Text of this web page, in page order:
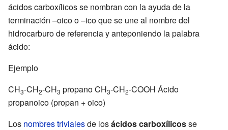
ácidos carboxílicos se nombran con la ayuda de la
terminación –oico o –ico que se une al nombre del
hidrocarburo de referencia y anteponiendo la palabra
ácido:
Ejemplo
CH3-CH2-CH3 propano CH3-CH2-COOH Ácido
propanoico (propan + oico)
Los nombres trivialesde losácidos carboxílicosse